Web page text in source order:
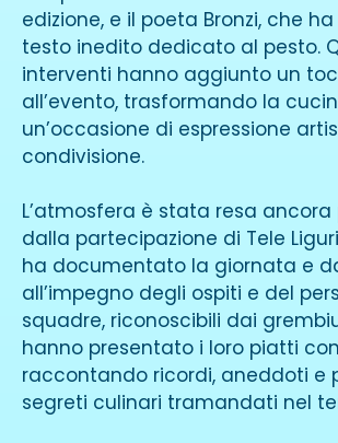
edizione, e il poeta Bronzi, che
testo inedito dedicato al pesto.
interventi hanno aggiunto un
all’evento, trasformando la
un’occasione di espressione
condivisione.
L’atmosfera è stata resa
dalla partecipazione di Tele
ha documentato la giornata e
all’impegno degli ospiti e del
squadre, riconoscibili dai
hanno presentato i loro piatti
raccontando ricordi, aneddoti e
segreti culinari tramandati nel